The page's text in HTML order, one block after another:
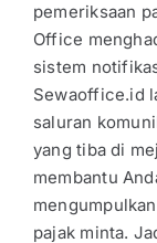
pemeriksaan
Office
sistem
Sewaoffice.id
saluran
yang tiba di
membantu
pajak minta.